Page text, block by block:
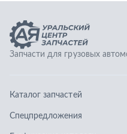
О компании
Контакты
Доставка и оплата